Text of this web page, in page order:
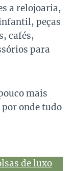
a relojoaria,
peças
cafés,
para
mais
onde tudo
de luxo